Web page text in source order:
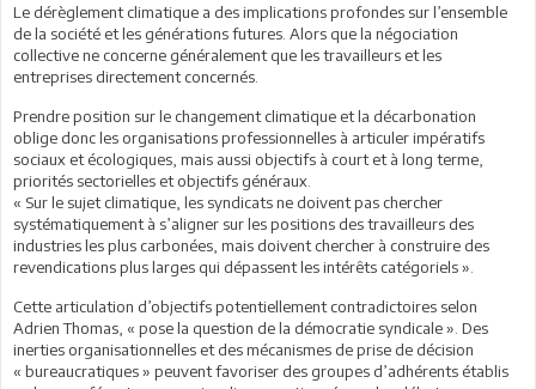
Le dérèglement climatique a des implications profondes sur l’ensemble
de la société et les générations futures. Alors que la négociation
collective ne concerne généralement que les travailleurs et les
entreprises directement concernés.
Prendre position sur le changement climatique et la décarbonation
oblige donc les organisations professionnelles à articuler impératifs
sociaux et écologiques, mais aussi objectifs à court et à long terme,
priorités sectorielles et objectifs généraux.
« Sur le sujet climatique, les syndicats ne doivent pas chercher
systématiquement à s’aligner sur les positions des travailleurs des
industries les plus carbonées, mais doivent chercher à construire des
revendications plus larges qui dépassent les intérêts catégoriels ».
Cette articulation d’objectifs potentiellement contradictoires selon
Adrien Thomas, « pose la question de la démocratie syndicale ». Des
inerties organisationnelles et des mécanismes de prise de décision
« bureaucratiques » peuvent favoriser des groupes d’adhérents établis